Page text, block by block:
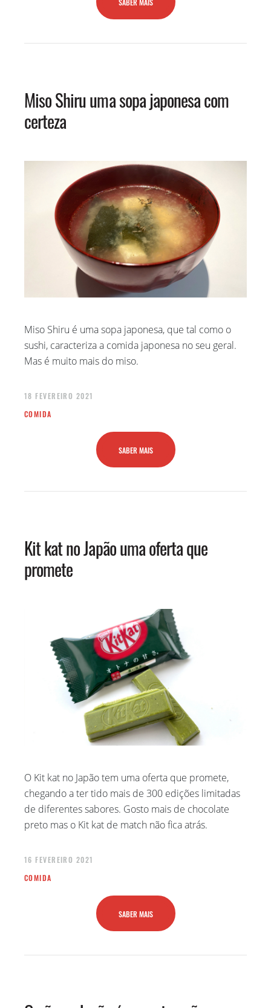
SABER MAIS
Miso Shiru uma sopa japonesa com
certeza
Miso Shiru é uma sopa japonesa, que tal como o
sushi, caracteriza a comida japonesa no seu geral.
Mas é muito mais do miso.
18 FEVEREIRO 2021
COMIDA
SABER MAIS
Kit kat no Japão uma oferta que
promete
O Kit kat no Japão tem uma oferta que promete,
chegando a ter tido mais de 300 edições limitadas
de diferentes sabores. Gosto mais de chocolate
preto mas o Kit kat de match não fica atrás.
16 FEVEREIRO 2021
COMIDA
SABER MAIS